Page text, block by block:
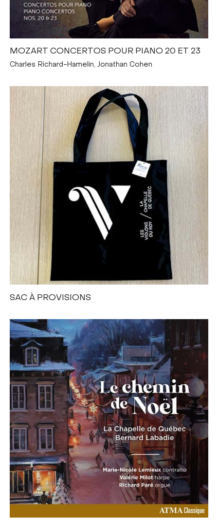
MOZART CONCERTOS POUR PIANO 20 ET 23
Charles Richard-Hamelin, Jonathan Cohen
SAC À PROVISIONS